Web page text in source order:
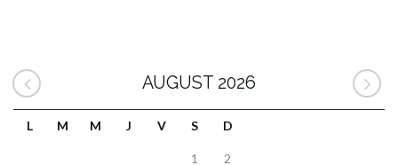
AUGUST 2026
L M M J V S D
1 2